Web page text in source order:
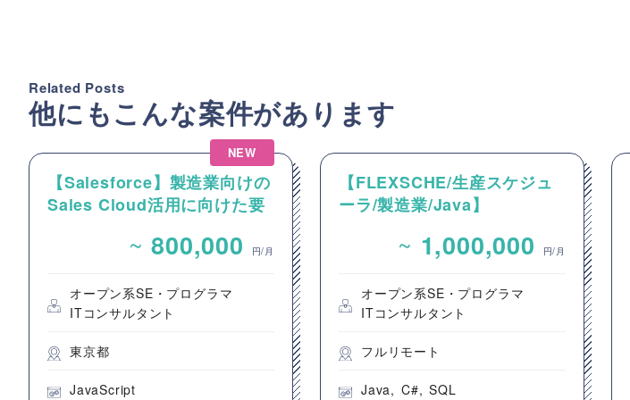
Related Posts
他にもこんな案件があります
NEW
【Salesforce】製造業向けの
Sales Cloud活用に向けた要
~ 800,000 円/月
オープン系SE・プログラマ
ITコンサルタント
東京都
JavaScript
【FLEXSCHE/生産スケジュ
ーラ/製造業/Java】
け生産スケジューラ導入・保
~ 1,000,000 円/月
オープン系SE・プログラマ
ITコンサルタント
フルリモート
Java C# SQL